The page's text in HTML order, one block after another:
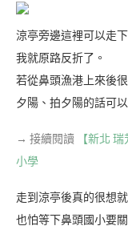
涼亭旁邊這裡可以走
我就原路反折了。
若從鼻頭漁港上來後
夕陽、拍夕陽的話可
→ 接續閱讀
【新北
小學
走到涼亭後真的很想
也怕等下鼻頭國小要